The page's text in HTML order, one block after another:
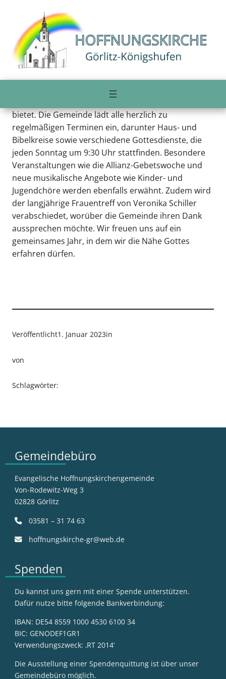
springenGemeindebrief vom Januar 2023
Im Gemeindebrief der evangelischen
wird die Jahreslosung „Du bist ein Gott, der mich
bietet. Die Gemeinde lädt alle herzlich zu
regelmäßigen Terminen ein, darunter Haus- und
Bibelkreise sowie verschiedene Gottesdienste, die
jeden Sonntag um 9:30 Uhr stattfinden. Besondere
Veranstaltungen wie die Allianz-Gebetswoche und
neue musikalische Angebote wie Kinder- und
Jugendchöre werden ebenfalls erwähnt. Zudem wird
der langjährige Frauentreff von Veronika Schiller
verabschiedet, worüber die Gemeinde ihren Dank
aussprechen möchte. Wir freuen uns auf ein
gemeinsames Jahr, in dem wir die Nähe Gottes
erfahren dürfen.
Veröffentlicht1. Januar 2023in
von
Schlagwörter:
Gemeindebüro
Evangelische Hoffnungskirchengemeinde
Von-Rodewitz-Weg 3
02828 Görlitz
03581 – 31 74 63
hoffnungskirche-gr@web.de
Spenden
Du kannst uns gern mit einer Spende unterstützen.
Dafür nutze bitte folgende Bankverbindung:
IBAN: DE54 8559 1000 4530 6100 34
BIC: GENODEF1GR1
Verwendungszweck: ‚RT 2014‘
Die Ausstellung einer Spendenquittung ist über unser
Gemeindebüro möglich.